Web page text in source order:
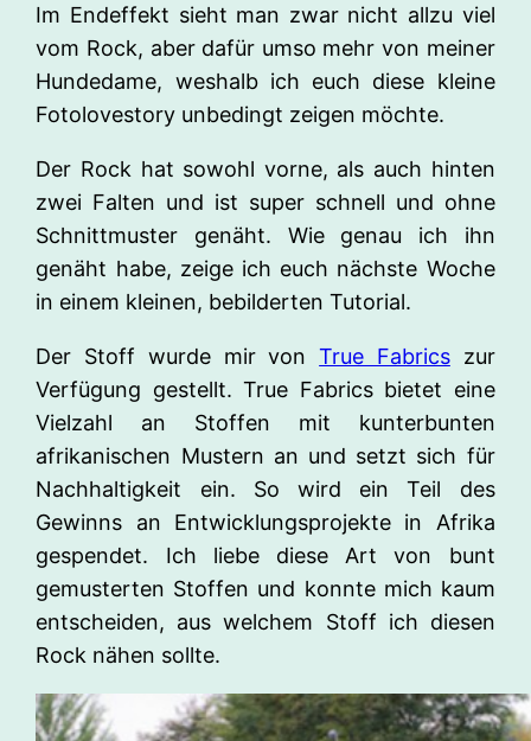
Im Endeffekt sieht man zwar nicht allzu viel
vom Rock, aber dafür umso mehr von meiner
Hundedame, weshalb ich euch diese kleine
Fotolovestory unbedingt zeigen möchte.
Der Rock hat sowohl vorne, als auch hinten
zwei Falten und ist super schnell und ohne
Schnittmuster genäht. Wie genau ich ihn
genäht habe, zeige ich euch nächste Woche
in einem kleinen, bebilderten Tutorial.
Der Stoff wurde mir vonTrue Fabricszur
Verfügung gestellt. True Fabrics bietet eine
Vielzahl an Stoffen mit kunterbunten
afrikanischen Mustern an und setzt sich für
Nachhaltigkeit ein. So wird ein Teil des
Gewinns an Entwicklungsprojekte in Afrika
gespendet. Ich liebe diese Art von bunt
gemusterten Stoffen und konnte mich kaum
entscheiden, aus welchem Stoff ich diesen
Rock nähen sollte.